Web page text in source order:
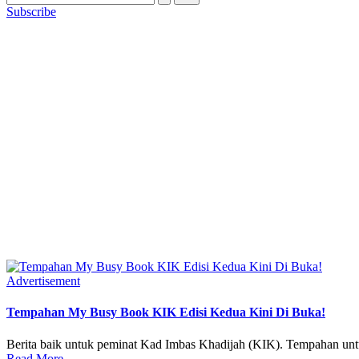
Subscribe
Posted
Advertisement
Tempahan My Busy Book KIK Edisi Kedua Kini Di Buka!
Berita baik untuk peminat Kad Imbas Khadijah (KIK).